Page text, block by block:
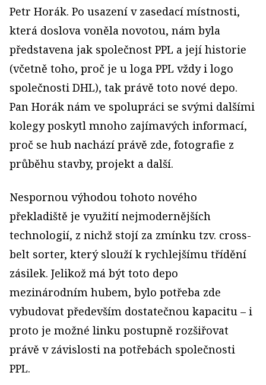
Petr Horák. Po usazení v zasedací místnosti,
která doslova voněla novotou, nám byla
představena jak společnost PPL a její historie
(včetně toho, proč je u loga PPL vždy i logo
společnosti DHL), tak právě toto nové depo.
Pan Horák nám ve spolupráci se svými dalšími
kolegy poskytl mnoho zajímavých informací,
proč se hub nachází právě zde, fotografie z
průběhu stavby, projekt a další.
Nespornou výhodou tohoto nového
překladiště je využití nejmodernějších
technologií, z nichž stojí za zmínku tzv. cross-
belt sorter, který slouží k rychlejšímu třídění
zásilek. Jelikož má být toto depo
mezinárodním hubem, bylo potřeba zde
vybudovat především dostatečnou kapacitu – i
proto je možné linku postupně rozšiřovat
právě v závislosti na potřebách společnosti
PPL.